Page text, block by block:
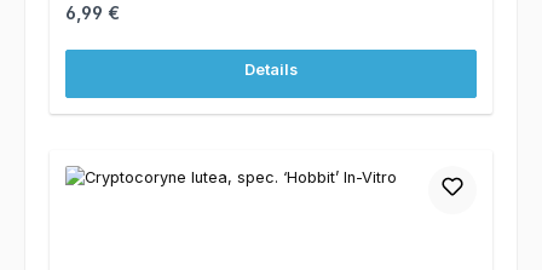
Regulärer Preis:
6,99 €
Details